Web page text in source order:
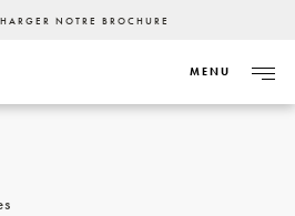
NOTRE BROCHURE
MENU